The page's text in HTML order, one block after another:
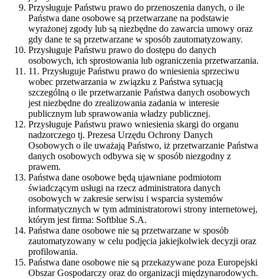
Przysługuje Państwu prawo do przenoszenia danych, o ile
Państwa dane osobowe są przetwarzane na podstawie
wyrażonej zgody lub są niezbędne do zawarcia umowy oraz
gdy dane te są przetwarzane w sposób zautomatyzowany.
Przysługuje Państwu prawo do dostępu do danych
osobowych, ich sprostowania lub ograniczenia przetwarzania.
11. Przysługuje Państwu prawo do wniesienia sprzeciwu
wobec przetwarzania w związku z Państwa sytuacją
szczególną o ile przetwarzanie Państwa danych osobowych
jest niezbędne do zrealizowania zadania w interesie
publicznym lub sprawowania władzy publicznej.
Przysługuje Państwu prawo wniesienia skargi do organu
nadzorczego tj. Prezesa Urzędu Ochrony Danych
Osobowych o ile uważają Państwo, iż przetwarzanie Państwa
danych osobowych odbywa się w sposób niezgodny z
prawem.
Państwa dane osobowe będą ujawniane podmiotom
świadczącym usługi na rzecz administratora danych
osobowych w zakresie serwisu i wsparcia systemów
informatycznych w tym administratorowi strony internetowej,
którym jest firma: Softblue S.A.
Państwa dane osobowe nie są przetwarzane w sposób
zautomatyzowany w celu podjęcia jakiejkolwiek decyzji oraz
profilowania.
Państwa dane osobowe nie są przekazywane poza Europejski
Obszar Gospodarczy oraz do organizacji międzynarodowych.